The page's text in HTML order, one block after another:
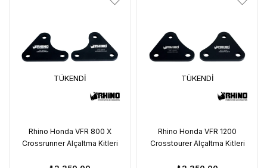
TÜKENDI
Rhino Honda VFR 800 X
Crossrunner Alçaltma Kitleri
TÜKENDI
Rhino Honda VFR 1200
Crosstourer Alçaltma Kitleri